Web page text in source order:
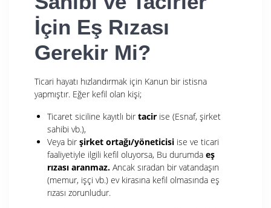
İçin Eş Rızası
Gerekir Mi?
Ticari hayatı hızlandırmak için Kanun bir istisna
yapmıştır. Eğer kefil olan kişi;
Ticaret siciline kayıtlı bir tacir ise (Esnaf, şirket
sahibi vb.),
Veya bir şirket ortağı/yöneticisi ise ve ticari
faaliyetiyle ilgili kefil oluyorsa, Bu durumda eş
rızası aranmaz. Ancak sıradan bir vatandaşın
(memur, işçi vb.) ev kirasına kefil olmasında eş
rızası zorunludur.